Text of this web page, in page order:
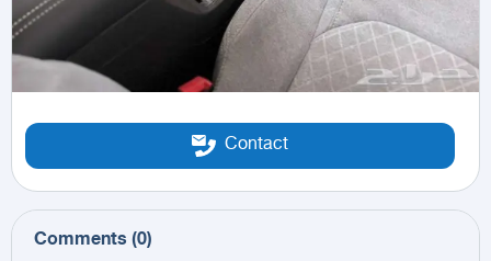
Contact
Comments (0)